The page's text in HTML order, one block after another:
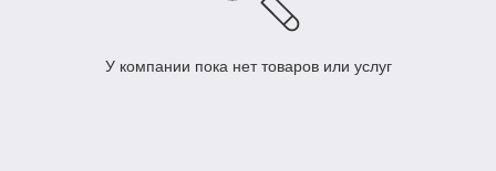
У компании пока нет товаров или услуг